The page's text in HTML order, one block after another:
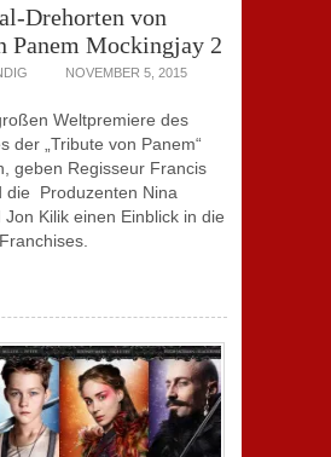
Drehorten von
Panem Mockingjay 2
NOVEMBER 5, 2015
Weltpremiere des
der „Tribute von Panem“
geben Regisseur Francis
die Produzenten Nina
Kilik einen Einblick in die